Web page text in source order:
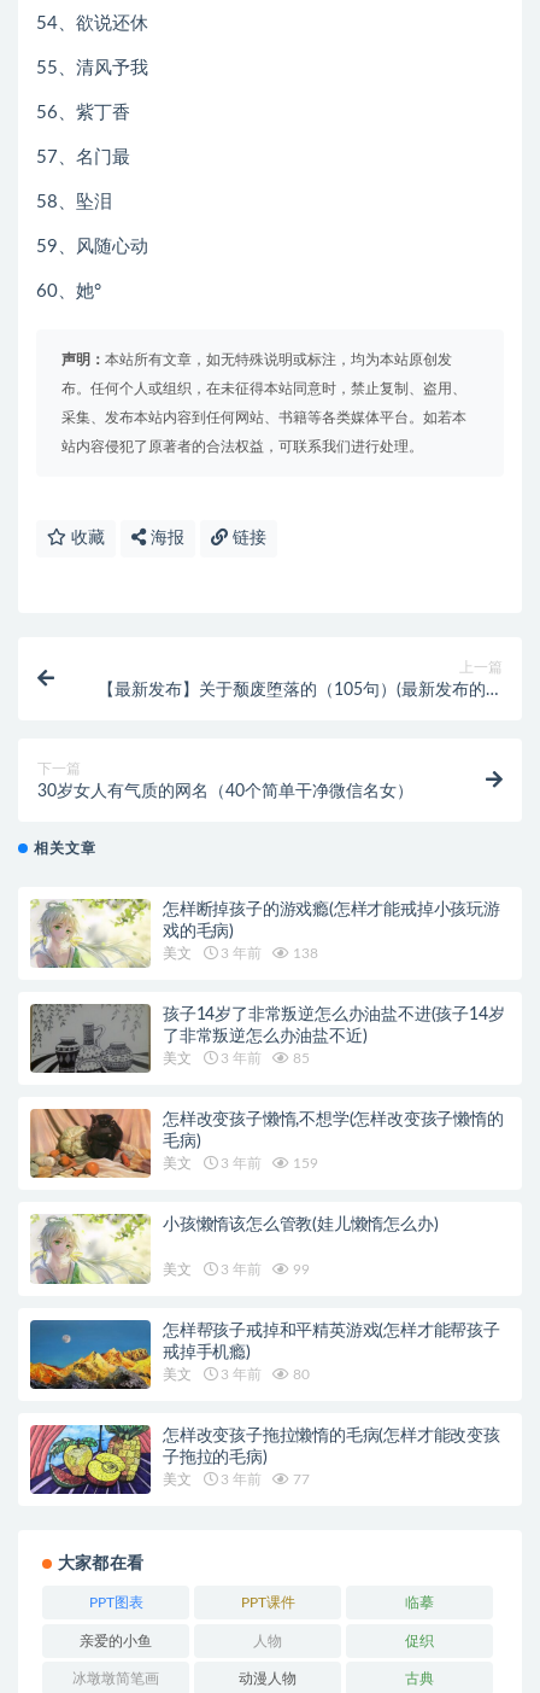
54、欲说还休
55、清风予我
56、紫丁香
57、名门最
58、坠泪
59、风随心动
60、她°
声明： 本站所有文章，如无特殊说明或标注，均为本站原创发
布。任何个人或组织，在未征得本站同意时，禁止复制、盗用、
采集、发布本站内容到任何网站、书籍等各类媒体平台。如若本
站内容侵犯了原著者的合法权益，可联系我们进行处理。
收藏 海报 链接
上一篇
【最新发布】关于颓废堕落的（105句）(最新发布的新
下一篇
30岁女人有气质的网名（40个简单干净微信名女）
相关文章
怎样断掉孩子的游戏瘾(怎样才能戒掉小孩玩游
戏的毛病)
美文 3 年前 138
孩子14岁了非常叛逆怎么办油盐不进(孩子14岁
了非常叛逆怎么办油盐不近)
美文 3 年前 85
怎样改变孩子懒惰,不想学(怎样改变孩子懒惰的
毛病)
美文 3 年前 159
小孩懒惰该怎么管教(娃儿懒惰怎么办)
美文 3 年前 99
怎样帮孩子戒掉和平精英游戏(怎样才能帮孩子
戒掉手机瘾)
美文 3 年前 80
怎样改变孩子拖拉懒惰的毛病(怎样才能改变孩
子拖拉的毛病)
美文 3 年前 77
大家都在看
PPT图表 PPT课件 临摹
亲爱的小鱼 人物 促织
冰墩墩简笔画 动漫人物 古典